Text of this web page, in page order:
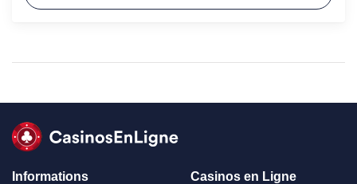
Informations Casinos en Ligne